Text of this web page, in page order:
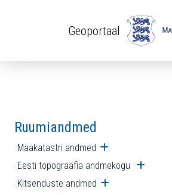
Geoportaal
Ruumiandmed
Maakatastri andmed Ava
Eesti topograafia andmekogu Ava
Kitsenduste andmed Ava